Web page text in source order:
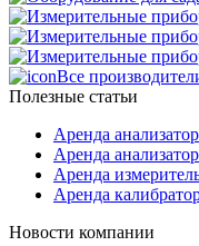
Все
Полезные статьи
Аренда
Аренда
Аренда
Аренда
Новости компании